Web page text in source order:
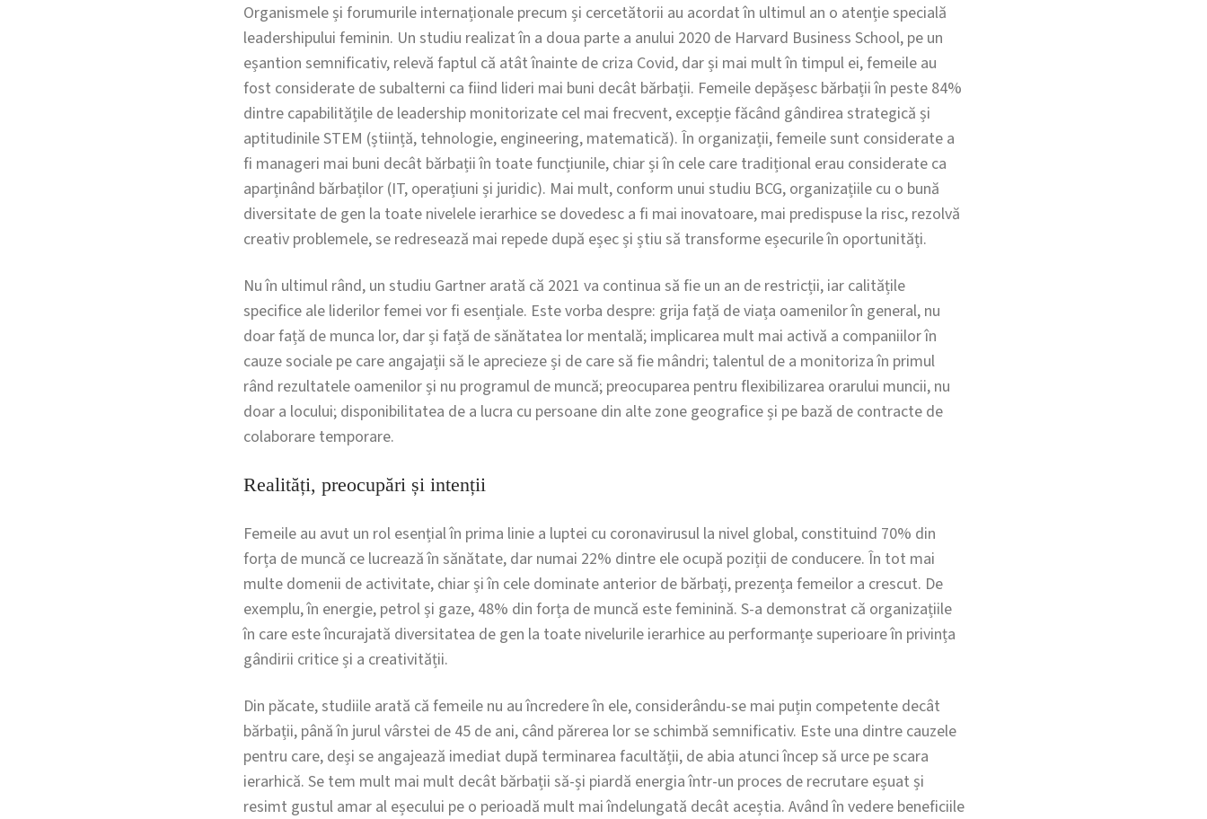
Organismele și forumurile internaționale precum și cercetătorii au acordat în ultimul an o atenție specială
leadershipului feminin. Un studiu realizat în a doua parte a anului 2020 de Harvard Business School, pe un
eșantion semnificativ, relevă faptul că atât înainte de criza Covid, dar și mai mult în timpul ei, femeile au
fost considerate de subalterni ca fiind lideri mai buni decât bărbații. Femeile depășesc bărbații în peste 84%
dintre capabilitățile de leadership monitorizate cel mai frecvent, excepție făcând gândirea strategică și
aptitudinile STEM (știință, tehnologie, engineering, matematică). În organizații, femeile sunt considerate a
fi manageri mai buni decât bărbații în toate funcțiunile, chiar și în cele care tradițional erau considerate ca
aparținând bărbaților (IT, operațiuni și juridic). Mai mult, conform unui studiu BCG, organizațiile cu o bună
diversitate de gen la toate nivelele ierarhice se dovedesc a fi mai inovatoare, mai predispuse la risc, rezolvă
creativ problemele, se redresează mai repede după eșec și știu să transforme eșecurile în oportunități.
Nu în ultimul rând, un studiu Gartner arată că 2021 va continua să fie un an de restricții, iar calitățile
specifice ale liderilor femei vor fi esențiale. Este vorba despre: grija față de viața oamenilor în general, nu
doar față de munca lor, dar și față de sănătatea lor mentală; implicarea mult mai activă a companiilor în
cauze sociale pe care angajații să le aprecieze și de care să fie mândri; talentul de a monitoriza în primul
rând rezultatele oamenilor și nu programul de muncă; preocuparea pentru flexibilizarea orarului muncii, nu
doar a locului; disponibilitatea de a lucra cu persoane din alte zone geografice și pe bază de contracte de
colaborare temporare.
Realități, preocupări și intenții
Femeile au avut un rol esențial în prima linie a luptei cu coronavirusul la nivel global, constituind 70% din
forța de muncă ce lucrează în sănătate, dar numai 22% dintre ele ocupă poziții de conducere. În tot mai
multe domenii de activitate, chiar și în cele dominate anterior de bărbați, prezența femeilor a crescut. De
exemplu, în energie, petrol și gaze, 48% din forța de muncă este feminină. S-a demonstrat că organizațiile
în care este încurajată diversitatea de gen la toate nivelurile ierarhice au performanțe superioare în privința
gândirii critice și a creativității.
Din păcate, studiile arată că femeile nu au încredere în ele, considerându-se mai puțin competente decât
bărbații, până în jurul vârstei de 45 de ani, când părerea lor se schimbă semnificativ. Este una dintre cauzele
pentru care, deși se angajează imediat după terminarea facultății, de abia atunci încep să urce pe scara
ierarhică. Se tem mult mai mult decât bărbații să-și piardă energia într-un proces de recrutare eșuat și
resimt gustul amar al eșecului pe o perioadă mult mai îndelungată decât aceștia. Având în vedere beneficiile